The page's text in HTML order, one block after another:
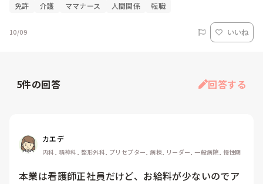
免許 介護 ママナース 人間関係 転職
10/09 いいね
5件の回答 回答する
カエデ
内科, 精神科, 整形外科, プリセプター, 病棟, リーダー, 一般病院, 慢性期
本業は看護師正社員だけど、お給料が少ないのでア